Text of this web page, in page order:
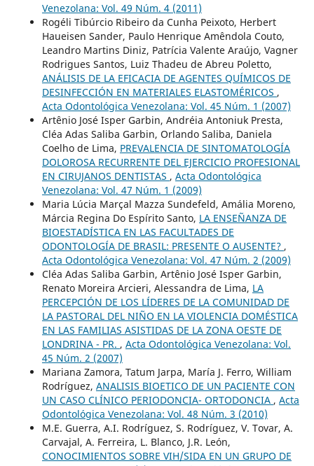
Venezolana: Vol. 49 Núm. 4 (2011)
Rogéli Tibúrcio Ribeiro da Cunha Peixoto, Herbert
Haueisen Sander, Paulo Henrique Amêndola Couto,
Leandro Martins Diniz, Patrícia Valente Araújo, Vagner
Rodrigues Santos, Luiz Thadeu de Abreu Poletto,
ANÁLISIS DE LA EFICACIA DE AGENTES QUÍMICOS DE
DESINFECCIÓN EN MATERIALES ELASTOMÉRICOS ,
Acta Odontológica Venezolana: Vol. 45 Núm. 1 (2007)
Artênio José Isper Garbin, Andréia Antoniuk Presta,
Cléa Adas Saliba Garbin, Orlando Saliba, Daniela
Coelho de Lima, PREVALENCIA DE SINTOMATOLOGÍA
DOLOROSA RECURRENTE DEL EJERCICIO PROFESIONAL
EN CIRUJANOS DENTISTAS , Acta Odontológica
Venezolana: Vol. 47 Núm. 1 (2009)
Maria Lúcia Marçal Mazza Sundefeld, Amália Moreno,
Márcia Regina Do Espírito Santo, LA ENSEÑANZA DE
BIOESTADÍSTICA EN LAS FACULTADES DE
ODONTOLOGÍA DE BRASIL: PRESENTE O AUSENTE? ,
Acta Odontológica Venezolana: Vol. 47 Núm. 2 (2009)
Cléa Adas Saliba Garbin, Artênio José Isper Garbin,
Renato Moreira Arcieri, Alessandra de Lima, LA
PERCEPCIÓN DE LOS LÍDERES DE LA COMUNIDAD DE
LA PASTORAL DEL NIÑO EN LA VIOLENCIA DOMÉSTICA
EN LAS FAMILIAS ASISTIDAS DE LA ZONA OESTE DE
LONDRINA - PR. , Acta Odontológica Venezolana: Vol.
45 Núm. 2 (2007)
Mariana Zamora, Tatum Jarpa, María J. Ferro, William
Rodríguez, ANALISIS BIOETICO DE UN PACIENTE CON
UN CASO CLÍNICO PERIODONCIA- ORTODONCIA , Acta
Odontológica Venezolana: Vol. 48 Núm. 3 (2010)
M.E. Guerra, A.I. Rodríguez, S. Rodríguez, V. Tovar, A.
Carvajal, A. Ferreira, L. Blanco, J.R. León,
CONOCIMIENTOS SOBRE VIH/SIDA EN UN GRUPO DE